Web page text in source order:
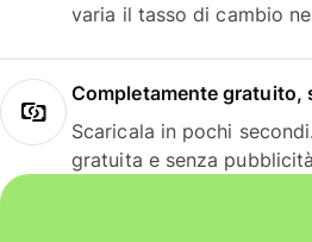
varia il tasso di cambio
Completamente gratuito,
Scaricala in pochi
gratuita e senza